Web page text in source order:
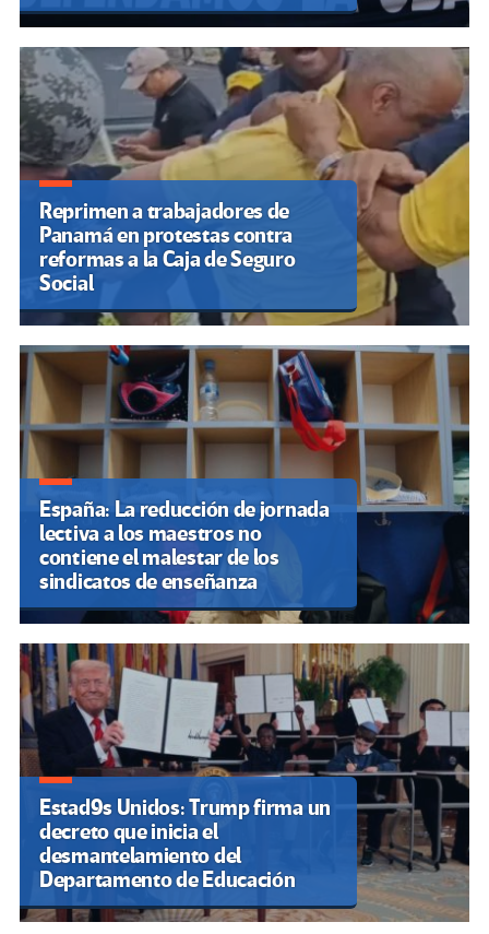
Reprimen a trabajadores de
Panamá en protestas contra
reformas a la Caja de Seguro
Social
España: La reducción de jornada
lectiva a los maestros no
contiene el malestar de los
sindicatos de enseñanza
Estad9s Unidos: Trump firma un
decreto que inicia el
desmantelamiento del
Departamento de Educación